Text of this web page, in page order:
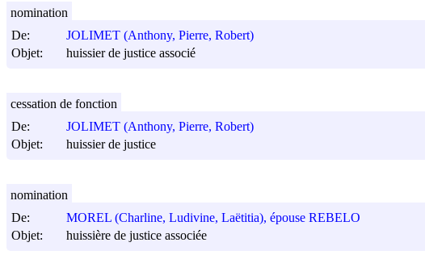
De:
JOLIMET (Anthony, Pierre, Robert)
Objet:
huissier de justice associé
nomination
De:
JOLIMET (Anthony, Pierre, Robert)
Objet:
huissier de justice
cessation de fonction
De:
MOREL (Charline, Ludivine, Laëtitia), épouse REBELO
Objet:
huissière de justice associée
nomination